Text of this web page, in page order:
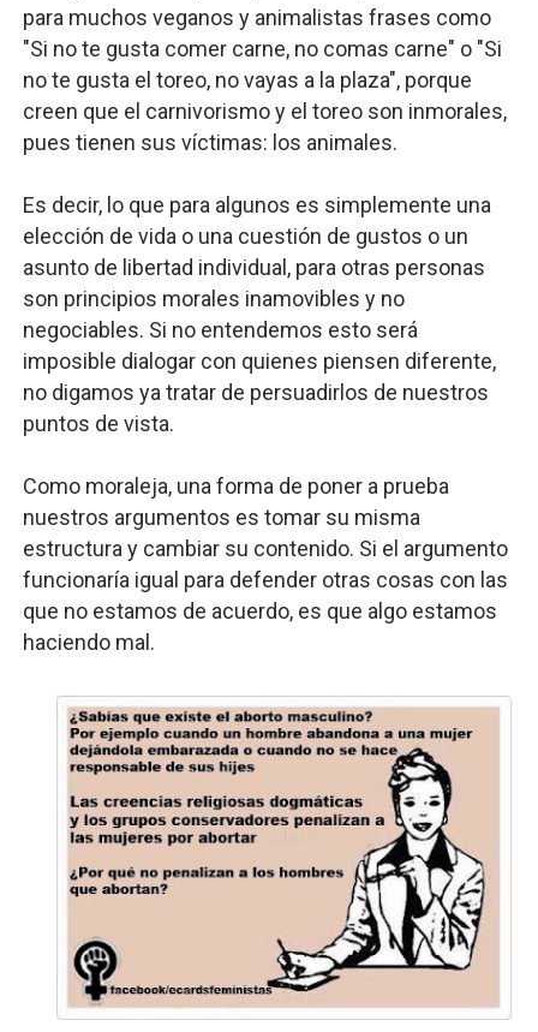
para muchos veganos y animalistas frases como
"Si no te gusta comer carne, no comas carne" o "Si
no te gusta el toreo, no vayas a la plaza", porque
creen que el carnivorismo y el toreo son inmorales,
pues tienen sus víctimas: los animales.
Es decir, lo que para algunos es simplemente una
elección de vida o una cuestión de gustos o un
asunto de libertad individual, para otras personas
son principios morales inamovibles y no
negociables. Si no entendemos esto será
imposible dialogar con quienes piensen diferente,
no digamos ya tratar de persuadirlos de nuestros
puntos de vista.
Como moraleja, una forma de poner a prueba
nuestros argumentos es tomar su misma
estructura y cambiar su contenido. Si el argumento
funcionaría igual para defender otras cosas con las
que no estamos de acuerdo, es que algo estamos
haciendo mal.